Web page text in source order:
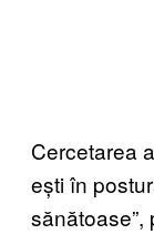
Cercetarea
ești în
sănătoase”,